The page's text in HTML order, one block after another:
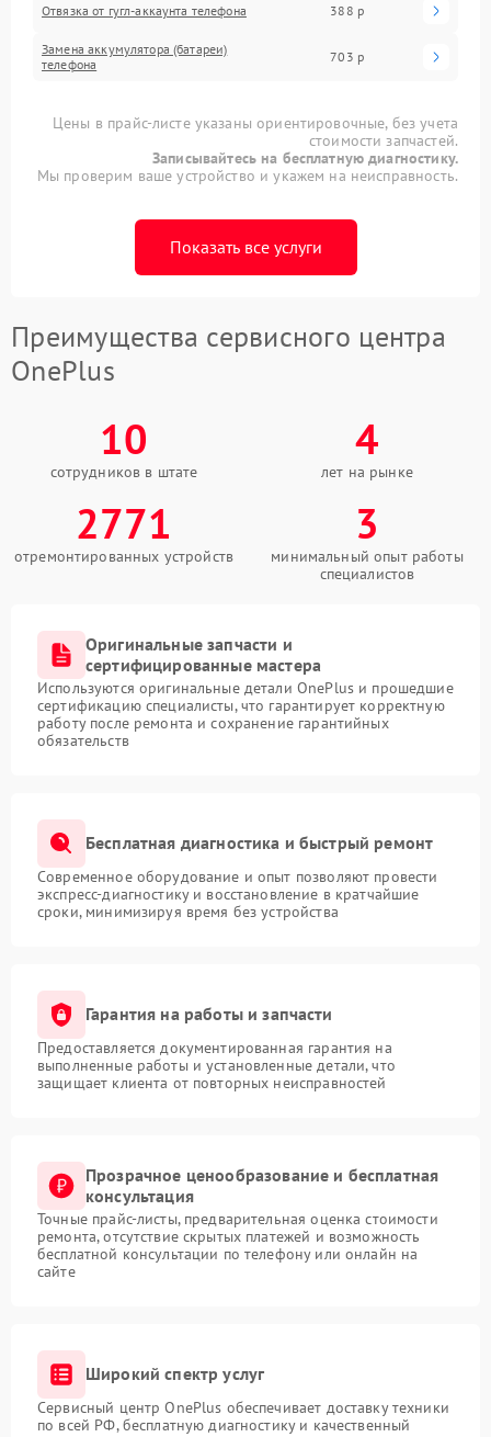
Отвязка от гугл-аккаунта телефона 388 р
Замена аккумулятора (батареи)
телефона
703 р
Цены в прайс-листе указаны ориентировочные, без учета
стоимости запчастей.
Записывайтесь на бесплатную диагностику.
Мы проверим ваше устройство и укажем на неисправность.
Показать все услуги
Преимущества сервисного центра
OnePlus
10
сотрудников в штате
4
лет на рынке
2771
отремонтированных устройств
3
минимальный опыт работы
специалистов
Оригинальные запчасти и
сертифицированные мастера
Используются оригинальные детали OnePlus и прошедшие
сертификацию специалисты, что гарантирует корректную
работу после ремонта и сохранение гарантийных
обязательств
Бесплатная диагностика и быстрый ремонт
Современное оборудование и опыт позволяют провести
экспресс-диагностику и восстановление в кратчайшие
сроки, минимизируя время без устройства
Гарантия на работы и запчасти
Предоставляется документированная гарантия на
выполненные работы и установленные детали, что
защищает клиента от повторных неисправностей
Прозрачное ценообразование и бесплатная
консультация
Точные прайс-листы, предварительная оценка стоимости
ремонта, отсутствие скрытых платежей и возможность
бесплатной консультации по телефону или онлайн на
сайте
Широкий спектр услуг
Сервисный центр OnePlus обеспечивает доставку техники
по всей РФ, бесплатную диагностику и качественный